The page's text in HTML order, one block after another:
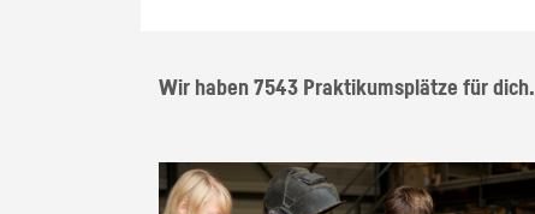
Wir haben 7543 Praktikumsplätze für dich.